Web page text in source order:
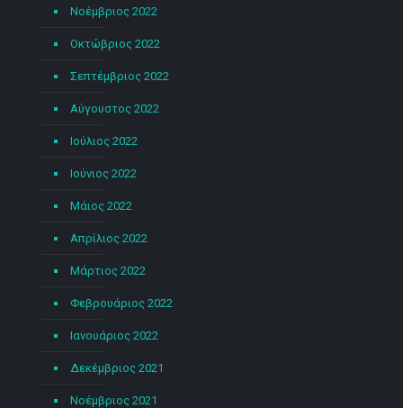
Νοέμβριος 2022
Οκτώβριος 2022
Σεπτέμβριος 2022
Αύγουστος 2022
Ιούλιος 2022
Ιούνιος 2022
Μάιος 2022
Απρίλιος 2022
Μάρτιος 2022
Φεβρουάριος 2022
Ιανουάριος 2022
Δεκέμβριος 2021
Νοέμβριος 2021